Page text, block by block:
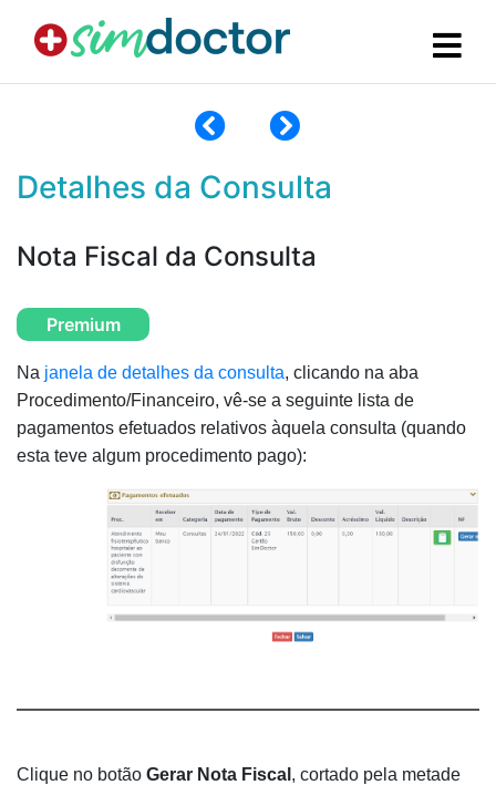
Detalhes da Consulta
Nota Fiscal da Consulta
Premium
Na janela de detalhes da consulta, clicando na aba
Procedimento/Financeiro, vê-se a seguinte lista de
pagamentos efetuados relativos àquela consulta (quando
esta teve algum procedimento pago):
Clique no botão Gerar Nota Fiscal , cortado pela metade